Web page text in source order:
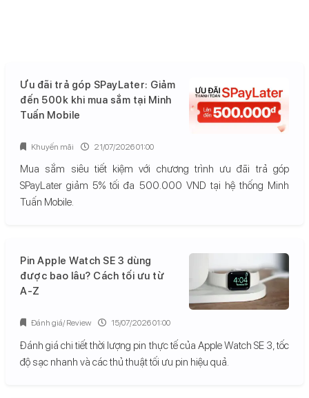
Ưu đãi trả góp SPayLater: Giảm
đến 500k khi mua sắm tại Minh
Tuấn Mobile
Mua sắm siêu tiết kiệm với chương trình ưu đãi trả góp
SPayLater giảm 5% tối đa 500.000 VND tại hệ thống Minh
Tuấn Mobile.
Khuyến mãi 21/07/2026 01:00
Pin Apple Watch SE 3 dùng
được bao lâu? Cách tối ưu từ
A-Z
Đánh giá chi tiết thời lượng pin thực tế của Apple Watch SE 3, tốc
độ sạc nhanh và các thủ thuật tối ưu pin hiệu quả.
Đánh giá/ Review 15/07/2026 01:00